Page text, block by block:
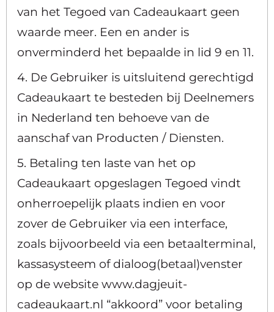
van het Tegoed van Cadeaukaart geen
waarde meer. Een en ander is
onverminderd het bepaalde in lid 9 en 11.
4. De Gebruiker is uitsluitend gerechtigd
Cadeaukaart te besteden bij Deelnemers
in Nederland ten behoeve van de
aanschaf van Producten / Diensten.
5. Betaling ten laste van het op
Cadeaukaart opgeslagen Tegoed vindt
onherroepelijk plaats indien en voor
zover de Gebruiker via een interface,
zoals bijvoorbeeld via een betaalterminal,
kassasysteem of dialoog(betaal)venster
op de website www.dagjeuit-
cadeaukaart.nl “akkoord” voor betaling